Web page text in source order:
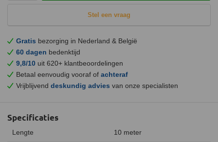
Stel een vraag
Gratis bezorging in Nederland & België
60 dagen bedenktijd
9,8/10 uit 620+ klantbeoordelingen
Betaal eenvoudig vooraf of achteraf
Vrijblijvend deskundig advies van onze specialisten
Specificaties
Lengte 10 meter